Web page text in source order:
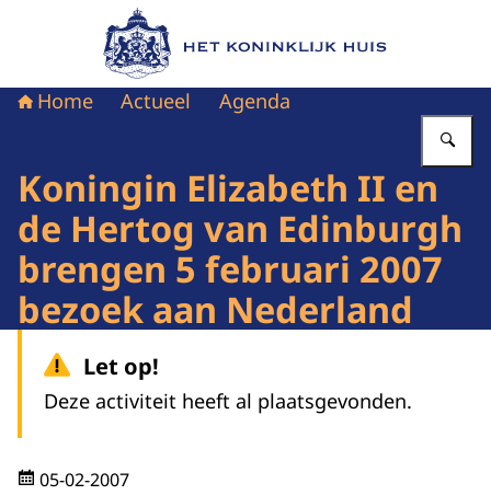
Naar de homepage van Het Koninklijk Huis
Home Actueel Agenda
Koningin Elizabeth II en
de Hertog van Edinburgh
brengen 5 februari 2007
bezoek aan Nederland
Let op!
Deze activiteit heeft al plaatsgevonden.
05-02-2007